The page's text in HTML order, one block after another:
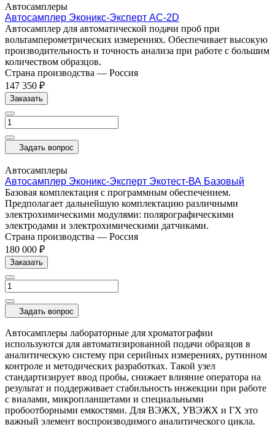
Автосамплеры
Автосамплер Эконикс-Эксперт АС-2D
Автосамплер для автоматической подачи проб при
вольтамперометрических измерениях. Обеспечивает высокую
производительность и точность анализа при работе с большим
количеством образцов.
Страна производства — Россия
147 350 ₽
Заказать
Задать вопрос
Автосамплеры
Автосамплер Эконикс-Эксперт Экотест-ВА Базовый
Базовая комплектация с программным обеспечением.
Предполагает дальнейшую комплектацию различными
электрохимическими модулями: полярографическими
электродами и электрохимическими датчиками.
Страна производства — Россия
180 000 ₽
Заказать
Задать вопрос
Автосамплеры лабораторные для хроматографии
используются для автоматизированной подачи образцов в
аналитическую систему при серийных измерениях, рутинном
контроле и методических разработках. Такой узел
стандартизирует ввод пробы, снижает влияние оператора на
результат и поддерживает стабильность инжекции при работе
с виалами, микропланшетами и специальными
пробоотборными емкостями. Для ВЭЖХ, УВЭЖХ и ГХ это
важный элемент воспроизводимого аналитического цикла.